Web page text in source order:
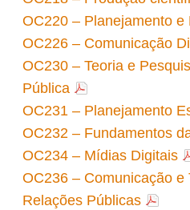
OC220 – Planejamento e
OC226 – Comunicação
OC230 – Teoria e
Pública
OC231 – Planejamento
OC232 – Fundamentos
OC234 – Mídias Digitais
OC236 – Comunicação e
Relações Públicas